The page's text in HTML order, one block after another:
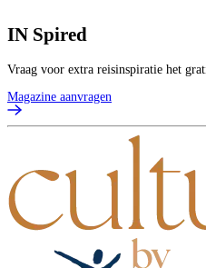
IN Spired
Vraag voor extra reisinspiratie het
Magazine aanvragen